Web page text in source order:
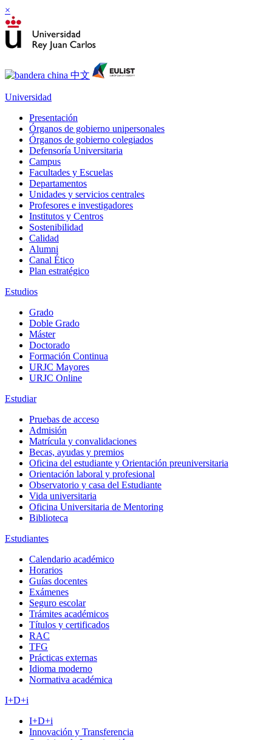
×
Universidad
Presentación
Órganos de gobierno unipersonales
Órganos de gobierno colegiados
Defensoría Universitaria
Campus
Facultades y Escuelas
Departamentos
Unidades y servicios centrales
Profesores e investigadores
Institutos y Centros
Sostenibilidad
Calidad
Alumni
Canal Ético
Plan estratégico
Estudios
Grado
Doble Grado
Máster
Doctorado
Formación Continua
URJC Mayores
URJC Online
Estudiar
Pruebas de acceso
Admisión
Matrícula y convalidaciones
Becas, ayudas y premios
Oficina del estudiante y Orientación preuniversitaria
Orientación laboral y profesional
Observatorio y casa del Estudiante
Vida universitaria
Oficina Universitaria de Mentoring
Biblioteca
Estudiantes
Calendario académico
Horarios
Guías docentes
Exámenes
Seguro escolar
Trámites académicos
Títulos y certificados
RAC
TFG
Prácticas externas
Idioma moderno
Normativa académica
I+D+i
I+D+i
Innovación y Transferencia